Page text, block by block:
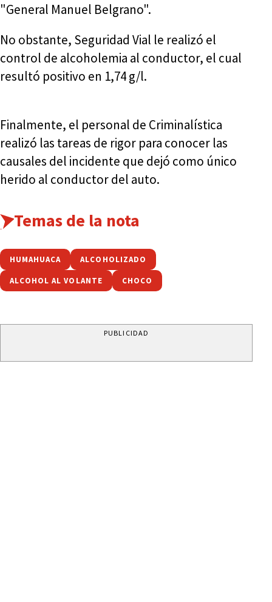
"General Manuel Belgrano".
No obstante, Seguridad Vial le realizó el
control de alcoholemia al conductor, el cual
resultó positivo en 1,74 g/l.
Finalmente, el personal de Criminalística
realizó las tareas de rigor para conocer las
causales del incidente que dejó como único
herido al conductor del auto.
Temas de la nota
HUMAHUACA ALCOHOLIZADO
ALCOHOL AL VOLANTE CHOCO
PUBLICIDAD